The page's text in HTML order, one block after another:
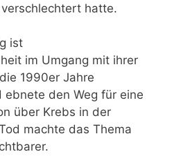
hatte.
ist
im Umgang mit ihrer
1990er Jahre
ebnete den Weg für eine
über Krebs in der
machte das Thema